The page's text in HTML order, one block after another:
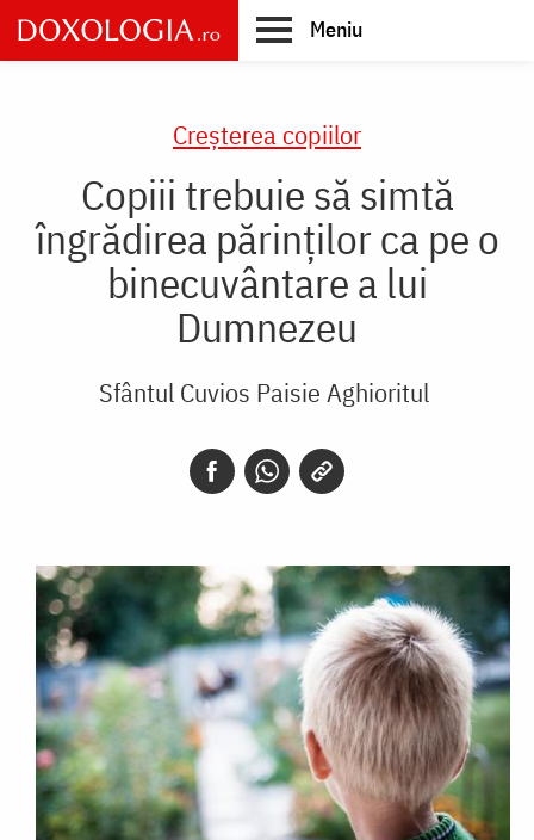
Skip
to
main
Meniu
Creşterea copiilor
Copiii trebuie să simtă
îngrădirea părinților ca pe o
binecuvântare a lui
Dumnezeu
Sfântul Cuvios Paisie Aghioritul